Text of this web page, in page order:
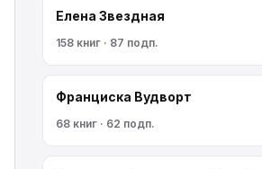
Елена Звездная
158 книг · 87 подп.
Франциска Вудворт
68 книг · 62 подп.